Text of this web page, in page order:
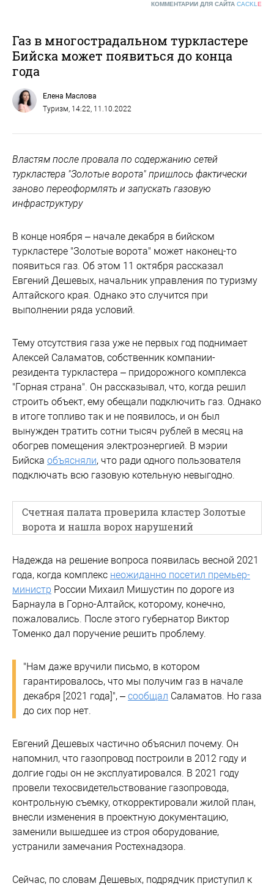
КОММЕНТАРИИ ДЛЯ САЙТА CACKL E
Газ в многострадальном туркластере
Бийска может появиться до конца
года
Елена Маслова
Туризм, 14:22, 11.10.2022
Властям после провала по содержанию сетей
туркластера "Золотые ворота" пришлось фактически
заново переоформлять и запускать газовую
инфраструктуру
В конце ноября – начале декабря в бийском
туркластере "Золотые ворота" может наконец-то
появиться газ. Об этом 11 октября рассказал
Евгений Дешевых, начальник управления по туризму
Алтайского края. Однако это случится при
выполнении ряда условий.
Тему отсутствия газа уже не первых год поднимает
Алексей Саламатов, собственник компании-
резидента туркластера – придорожного комплекса
"Горная страна". Он рассказывал, что, когда решил
строить объект, ему обещали подключить газ. Однако
в итоге топливо так и не появилось, и он был
вынужден тратить сотни тысяч рублей в месяц на
обогрев помещения электроэнергией. В мэрии
Бийска объясняли, что ради одного пользователя
подключать всю газовую котельную невыгодно.
Счетная палата проверила кластер Золотые
ворота и нашла ворох нарушений
Надежда на решение вопроса появилась весной 2021
года, когда комплекс неожиданно посетил премьер-
министр России Михаил Мишустин по дороге из
Барнаула в Горно-Алтайск, которому, конечно,
пожаловались. После этого губернатор Виктор
Томенко дал поручение решить проблему.
"Нам даже вручили письмо, в котором
гарантировалось, что мы получим газ в начале
декабря [2021 года]", – сообщал Саламатов. Но газа
до сих пор нет.
Евгений Дешевых частично объяснил почему. Он
напомнил, что газопровод построили в 2012 году и
долгие годы он не эксплуатировался. В 2021 году
провели техосвидетельствование газопровода,
контрольную съемку, откорректировали жилой план,
внесли изменения в проектную документацию,
заменили вышедшее из строя оборудование,
устранили замечания Ростехнадзора.
Сейчас, по словам Дешевых, подрядчик приступил к